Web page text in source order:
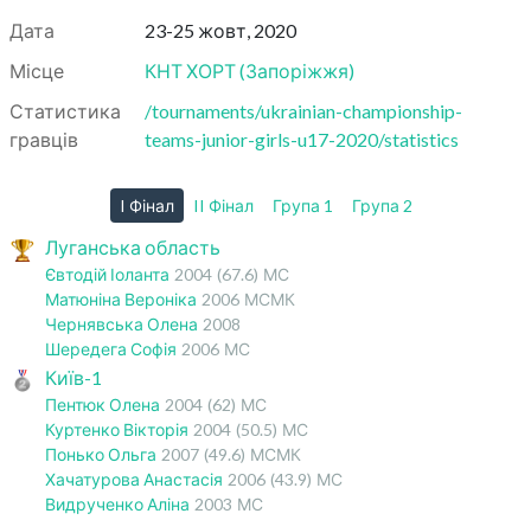
Дата
23-25 жовт, 2020
Місце
КНТ ХОРТ(Запоріжжя)
Статистика
гравців
/tournaments/ukrainian-championship-
teams-junior-girls-u17-2020/statistics
I Фінал II Фінал Група 1 Група 2
Луганська область
Євтодій Іоланта 2004 (67.6) МС
Матюніна Вероніка 2006 МСМК
Чернявська Олена 2008
Шередега Софія 2006 МС
Київ-1
Пентюк Олена 2004 (62) МС
Куртенко Вікторія 2004 (50.5) МС
Понько Ольга 2007 (49.6) МСМК
Хачатурова Анастасія 2006 (43.9) МС
Видрученко Аліна 2003 МС